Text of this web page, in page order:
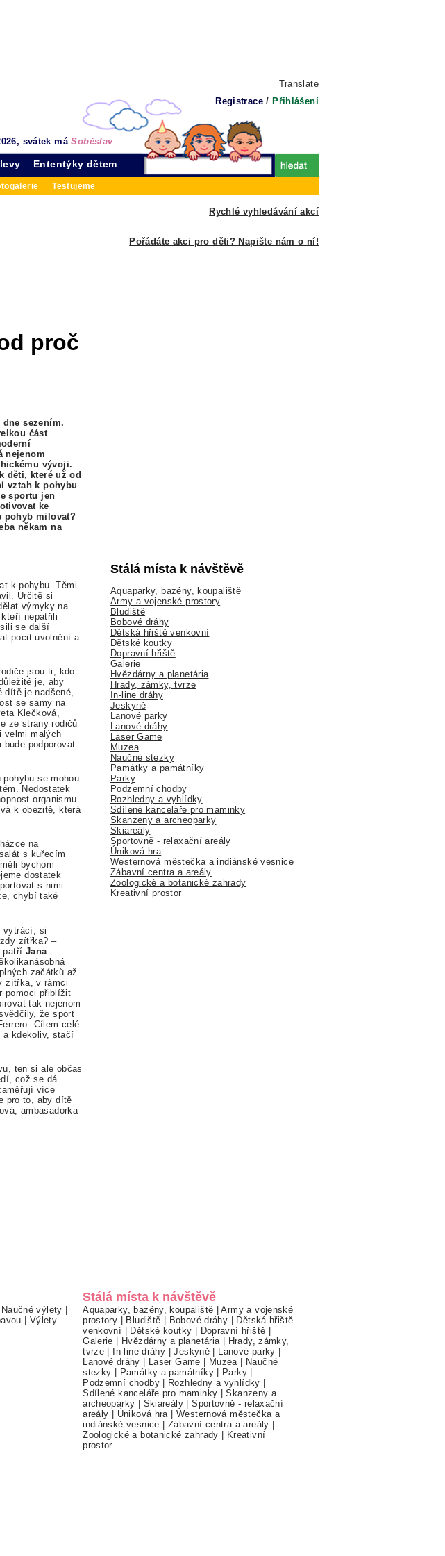
Translate
Registrace / Přihlášení
svátek máSoběslav
Testujeme
Ententýky dětem
Rychlé vyhledávání akcí
Pořádáte akci pro děti? Napište nám o ní!
proč
sezením.
část
nejenom
vývoji.
děti, které už od
vztah k pohybu
sportu jen
ke
pohyb milovat?
někam na
k pohybu. Těmi
Určitě si
výmyky na
nepatřili
se další
pocit uvolnění a
jsou ti, kdo
je, aby
je nadšené,
se samy na
Klečková,
ze strany rodičů
velmi malých
podporovat
se mohou
Nedostatek
organismu
k obezitě, která
na
s kuřecím
bychom
dostatek
s nimi.
chybí také
vytrácí, si
zítřka? –
patří Jana
začátků až
zítřka, v rámci
pomoci přiblížit
tak nejenom
že sport
Cílem celé
a kdekoliv, stačí
ten si ale občas
což se dá
více
pro to, aby dítě
ambasadorka
Stálá místa k návštěvě
Aquaparky, bazény, koupaliště
Army a vojenské prostory
Bludiště
Bobové dráhy
Dětská hřiště venkovní
Dětské koutky
Dopravní hřiště
Galerie
Hvězdárny a planetária
Hrady, zámky, tvrze
In-line dráhy
Jeskyně
Lanové parky
Lanové dráhy
Laser Game
Muzea
Naučné stezky
Památky a památníky
Parky
Podzemní chodby
Rozhledny a vyhlídky
Sdílené kanceláře pro maminky
Skanzeny a archeoparky
Skiareály
Sportovně - relaxační areály
Úniková hra
Westernová městečka a indiánské vesnice
Zábavní centra a areály
Zoologické a botanické zahrady
Kreativní prostor
Naučné výlety
Výlety
Stálá místa k návštěvě
Aquaparky, bazény, koupaliště |Army a vojenské
prostory
Bludiště Bobové dráhy
Dětská hřiště
venkovní
Dětské koutky Dopravní hřiště
Galerie
Hvězdárny a planetária|
Hrady, zámky,
tvrze
In-line dráhy |Jeskyně Lanové parky
Lanové dráhy
Laser Game Muzea|
Naučné
stezky
Památky a památníky| Parky
Podzemní chodby| Rozhledny a vyhlídky
Sdílené kanceláře pro maminky |Skanzeny a
archeoparky
Skiareály |Sportovně - relaxační
areály
Úniková hra|Westernová městečka a
indiánské vesnice
Zábavní centra a areály
Zoologické a botanické zahrady
Kreativní
prostor